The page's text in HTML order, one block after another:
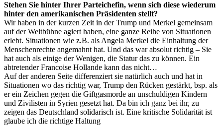
Stehen Sie hinter Ihrer Parteichefin, wenn sich diese wiederum
hinter den amerikanischen Präsidenten stellt?
Wir haben in der kurzen Zeit in der Trump und Merkel gemeinsam
auf der Weltbühne agiert haben, eine ganze Reihe von Situationen
erlebt. Situationen wie z.B. als Angela Merkel die Einhaltung der
Menschenrechte angemahnt hat. Und das war absolut richtig – Sie
hat auch als einige der Wenigen, die Statur das zu können. Ein
abtretender Francoise Hollande kann das nicht…
Auf der anderen Seite differenziert sie natürlich auch und hat in
Situationen wo das richtig war, Trump den Rücken gestärkt, bsp. als
er ein Zeichen gegen die Giftgasmorde an unschuldigen Kindern
und Zivilisten in Syrien gesetzt hat. Da bin ich ganz bei ihr, zu
zeigen das Deutschland solidarisch ist. Eine kritische Solidarität ist
glaube ich die richtige Haltung